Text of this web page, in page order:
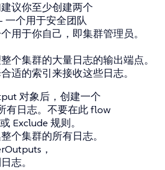
议你至少创建两个
一个用于安全团队
用于你自己，即集群管理员。
个集群的大量日志的输出端点。
适的索引来接收这些日志。
对象后，创建一个
有日志。不要在此 flow
或 Exclude 规则。
个集群的所有日志。
，
志。